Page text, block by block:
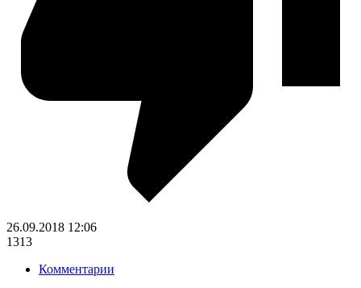
26.09.2018 12:06
1313
Комментарии